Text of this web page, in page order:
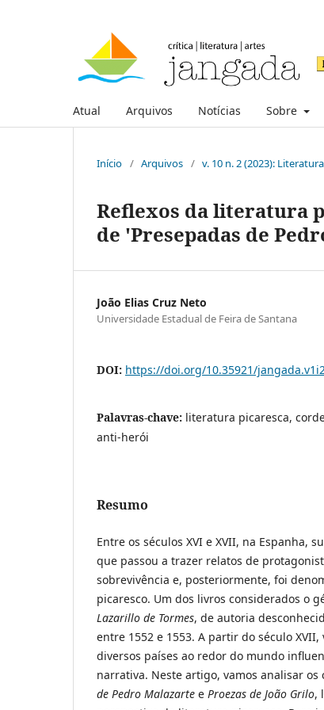
Atual Arquivos Notícias Sobre
Início / Arquivos / v. 10 n. 2 (2023):
Reflexos da literatura
de 'Presepadas de
João Elias Cruz Neto
Universidade Estadual de Feira de Santana
DOI: https://doi.org/10.35921/
Palavras-chave: literatura picaresca,
anti-herói
Resumo
Entre os séculos XVI e XVII, na Espanha,
que passou a trazer relatos de
sobrevivência e, posteriormente, foi
picaresco. Um dos livros considerados o
Lazarillo de Tormes, de autoria
entre 1552 e 1553. A partir do século
diversos países ao redor do mundo
narrativa. Neste artigo, vamos analisar os
de Pedro Malazarte e Proezas de João Grilo,